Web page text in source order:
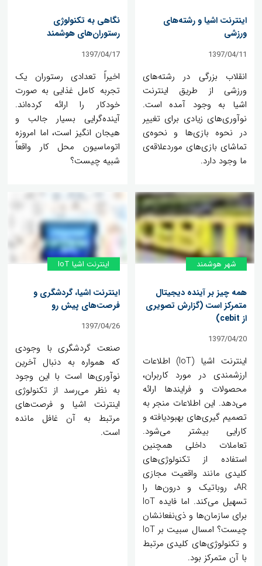
اینترنت اشیا و رشته‌های
ورزشی
1397/04/11
انقلاب بزرگی در رشته‌های
ورزشی از طریق اینترنت
اشیا به وجود آمده است.
نوآوری‌های زیادی برای تغییر
در نحوه بازی‌ها و نحوه‌ی
تماشای بازی‌های موردعلاقه‌ی
ما وجود دارد.
نگاهی به تکنولوژی
رستوران‌های هوشمند
1397/04/17
اخیراً تعدادی رستوران یک
تجربه کامل غذایی به صورت
خودکار را ارائه کرده‌اند.
آینده‌گرایی بسیار جالب و
هیجان انگیز است، اما امروزه
اتوماسیون محل کار واقعاً
شبیه چیست؟
شهر هوشمند
همه چیز بر آینده دیجیتال
متمرکز است (گزارش تصویری
از cebit)
1397/04/20
اینترنت اشیا (IoT) اطلاعات
ارزشمندی در مورد کاربران،
محصولات و فرایندها ارائه
می‌دهد. این اطلاعات منجر به
تصمیم گیری‌های بهبودیافته و
کارایی بیشتر می‌شود.
تعاملات داخلی همچنین
استفاده از تکنولوژی‌های
کلیدی مانند واقعیت مجازی
AR، روباتیک و درون‌ها را
تسهیل می‌کند. اما فایده IoT
برای سازمان‌ها و ذی‌نفعانشان
چیست؟ امسال سبیت بر IoT
و تکنولوژی‌های کلیدی مرتبط
با آن متمرکز بود.
اینترنت اشیا IoT
اینترنت اشیا، گردشگری و
فرصت‌های پیش رو
1397/04/26
صنعت گردشگری با وجودی
که همواره به دنبال آخرین
نوآوری‌ها است با این وجود
به نظر می‌رسد از تکنولوژی
اینترنت اشیا و فرصت‌های
مرتبط به آن غافل مانده
است.